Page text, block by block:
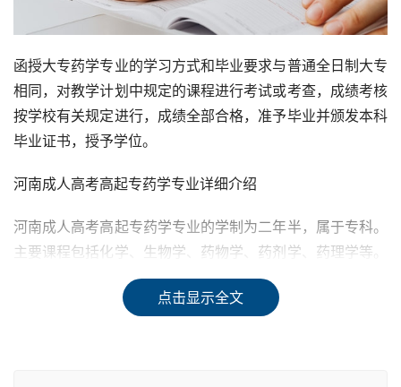
函授大专药学专业的学习方式和毕业要求与普通全日制大专
相同，对教学计划中规定的课程进行考试或考查，成绩考核
按学校有关规定进行，成绩全部合格，准予毕业并颁发本科
毕业证书，授予学位。
河南成人高考高起专药学专业详细介绍
河南成人高考高起专药学专业的学制为二年半，属于专科。
主要课程包括化学、生物学、药物学、药剂学、药理学等。
药学专业主要培养基础扎实、知识面广、具有创新精神的人
才，能从事化学药物、生物技术药物和天然药物的研究开
点击显示全文